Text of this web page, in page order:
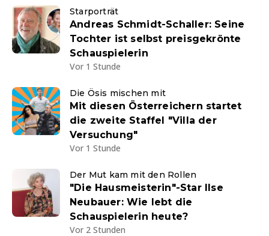
Starporträt
Andreas Schmidt-Schaller: Seine
Tochter ist selbst preisgekrönte
Schauspielerin
Vor 1 Stunde
Die Ösis mischen mit
Mit diesen Österreichern startet
die zweite Staffel "Villa der
Versuchung"
Vor 1 Stunde
Der Mut kam mit den Rollen
"Die Hausmeisterin"-Star Ilse
Neubauer: Wie lebt die
Schauspielerin heute?
Vor 2 Stunden